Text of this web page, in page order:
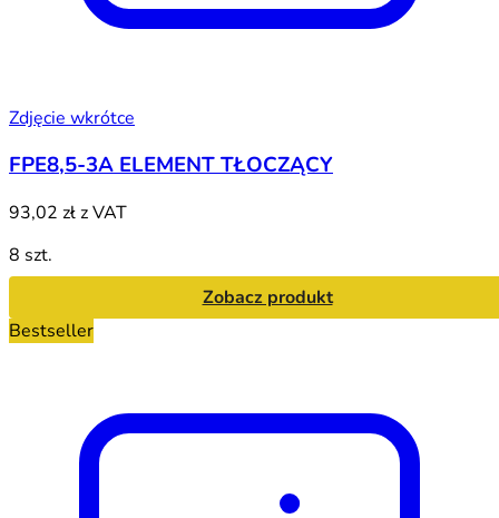
Zdjęcie wkrótce
FPE8,5-3A ELEMENT TŁOCZĄCY
93,02 złz VAT
8 szt.
Zobacz produkt
Bestseller